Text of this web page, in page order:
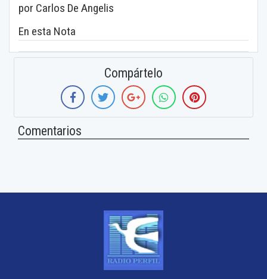
por Carlos De Angelis
En esta Nota
Compártelo
Comentarios